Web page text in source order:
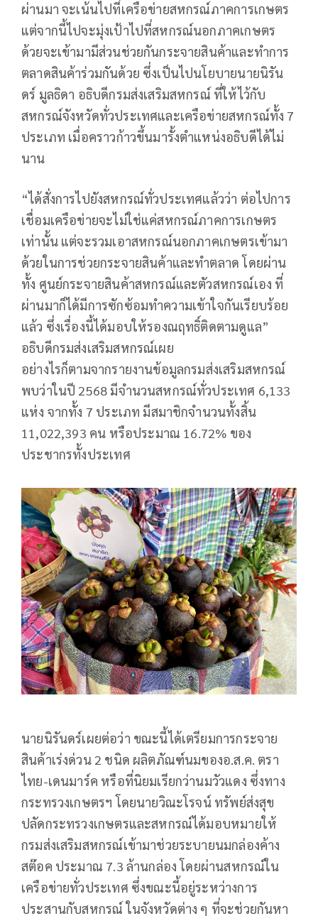
ผ่านมา จะเน้นไปที่เครือข่ายสหกรณ์ภาคการเกษตร
แต่จากนี้ไปจะมุ่งเป้าไปที่สหกรณ์นอกภาคเกษตร
ด้วยจะเข้ามามีส่วนช่วยกันกระจายสินค้าและทำการ
ตลาดสินค้าร่วมกันด้วย ซึ่งเป็นไปนโยบายนายนิรัน
ดร์ มูลธิดา อธิบดีกรมส่งเสริมสหกรณ์ ที่ให้ไว้กับ
สหกรณ์จังหวัดทั่วประเทศและเครือข่ายสหกรณ์ทั้ง 7
ประเภท เมื่อคราวก้าวขึ้นมารั้งตำแหน่งอธิบดีได้ไม่
นาน
“ได้สั่งการไปยังสหกรณ์ทั่วประเทศแล้วว่า ต่อไปการ
เชื่อมเครือข่ายจะไม่ใช่แค่สหกรณ์ภาคการเกษตร
เท่านั้น แต่จะรวมเอาสหกรณ์นอกภาคเกษตรเข้ามา
ด้วยในการช่วยกระจายสินค้าและทำตลาด โดยผ่าน
ทั้ง ศูนย์กระจายสินค้าสหกรณ์และตัวสหกรณ์เอง ที่
ผ่านมาก็ได้มีการซักซ้อมทำความเข้าใจกันเรียบร้อย
แล้ว ซึ่งเรื่องนี้ได้มอบให้รองณฤทธิ์ติดตามดูแล”
อธิบดีกรมส่งเสริมสหกรณ์เผย
อย่างไรก็ตามจากรายงานข้อมูลกรมส่งเสริมสหกรณ์
พบว่าในปี 2568 มีจำนวนสหกรณ์ทั่วประเทศ 6,133
แห่ง จากทั้ง 7 ประเภท มีสมาชิกจำนวนทั้งสิ้น
11,022,393 คน หรือประมาณ 16.72% ของ
ประชากรทั้งประเทศ
นายนิรันดร์เผยต่อว่า ขณะนี้ได้เตรียมการกระจาย
สินค้าเร่งด่วน 2 ชนิด ผลิตภัณฑ์นมของอ.ส.ค. ตรา
ไทย-เดนมาร์ค หรือที่นิยมเรียกว่านมวัวแดง ซึ่งทาง
กระทรวงเกษตรฯ โดยนายวิณะโรจน์ ทรัพย์ส่งสุข
ปลัดกระทรวงเกษตรและสหกรณ์ได้มอบหมายให้
กรมส่งเสริมสหกรณ์เข้ามาช่วยระบายนมกล่องค้าง
สต๊อค ประมาณ 7.3 ล้านกล่อง โดยผ่านสหกรณ์ใน
เครือข่ายทั่วประเทศ ซึ่งขณะนี้อยู่ระหว่างการ
ประสานกับสหกรณ์ ในจังหวัดต่าง ๆ ที่จะช่วยกันหา